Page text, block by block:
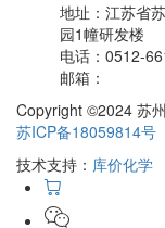
地址： 江苏省
园1幢研发楼
电话： 0512-
邮箱：
Copyright ©2024 苏
苏ICP备18059814号
技术支持： 库价化学